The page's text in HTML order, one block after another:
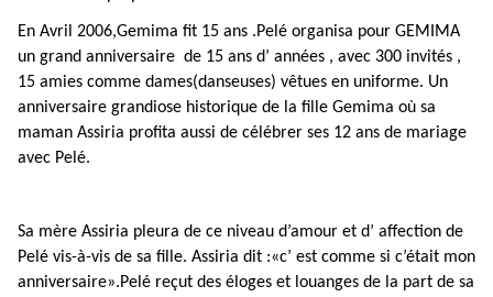
En Avril 2006,Gemima fit 15 ans .Pelé organisa pour GEMIMA
un grand anniversaire de 15 ans d’ années , avec 300 invités ,
15 amies comme dames(danseuses) vêtues en uniforme. Un
anniversaire grandiose historique de la fille Gemima où sa
maman Assiria profita aussi de célébrer ses 12 ans de mariage
avec Pelé.
Sa mère Assiria pleura de ce niveau d’amour et d’ affection de
Pelé vis-à-vis de sa fille. Assiria dit :«c’ est comme si c’était mon
anniversaire».Pelé reçut des éloges et louanges de la part de sa